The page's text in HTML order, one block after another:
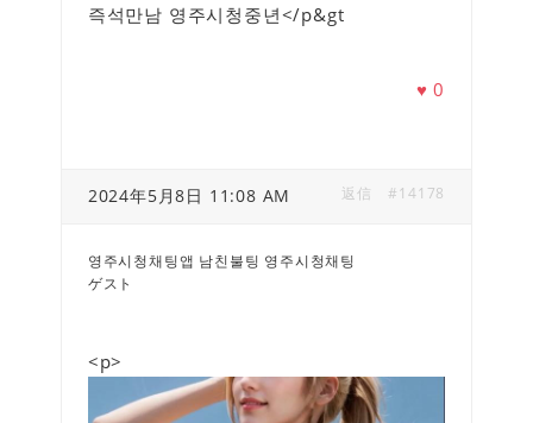
즉석만남 영주시청중년</p&gt
♥0
2024年5月8日 11:08 AM #14178
返信
영주시청채팅앱 남친불팅 영주시청채팅
ゲスト
<p>